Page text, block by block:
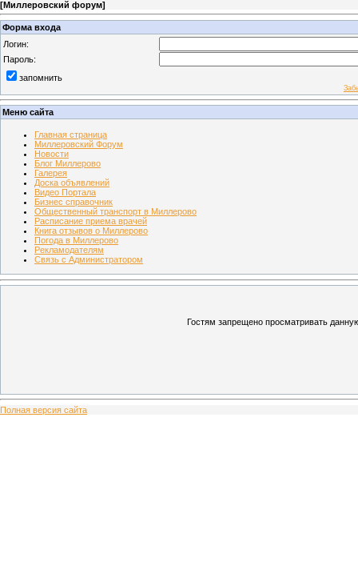
[Миллеровский форум]
Форма входа
Логин:
Пароль:
запомнить
Меню сайта
Главная страница
Миллеровский Форум
Новости
Блог Миллерово
Галерея
Доска объявлений
Видео Портала
Бизнес справочник
Общественный транспорт в Миллерово
Расписание приема врачей
Книга отзывов о Миллерово
Погода в Миллерово
Рекламодателям
Связь с Администратором
Гостям запрещено просматривать
Полная версия сайта